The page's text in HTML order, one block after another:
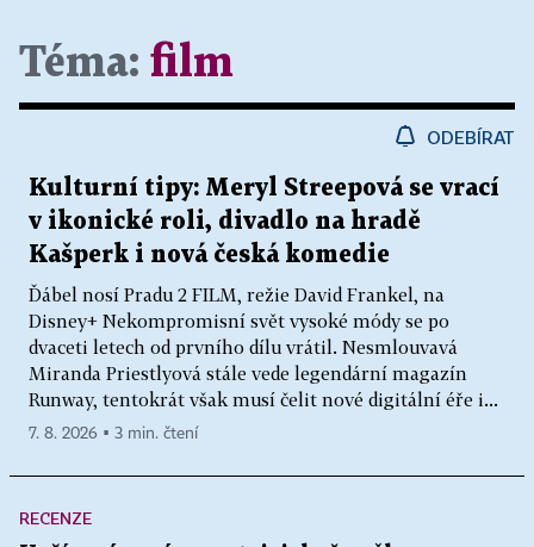
Téma: film
ODEBÍRAT
Kulturní tipy: Meryl Streepová se vrací
v ikonické roli, divadlo na hradě
Kašperk i nová česká komedie
Ďábel nosí Pradu 2 FILM, režie David Frankel, na
Disney+ Nekompromisní svět vysoké módy se po
dvaceti letech od prvního dílu vrátil. Nesmlouvavá
Miranda Priestlyová stále vede legendární magazín
Runway, tentokrát však musí čelit nové digitální éře i...
7. 8. 2026 ▪ 3 min. čtení
RECENZE